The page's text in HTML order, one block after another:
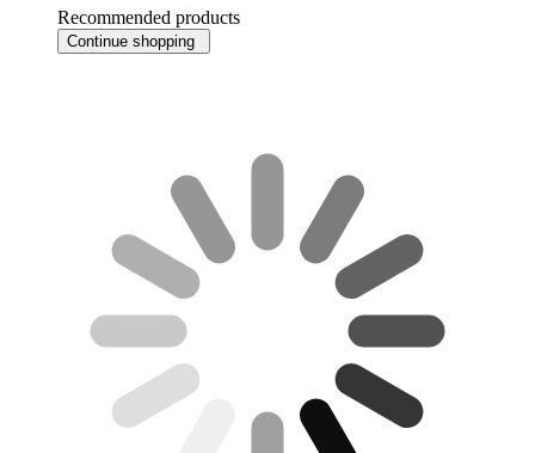
Recommended products
Continue shopping